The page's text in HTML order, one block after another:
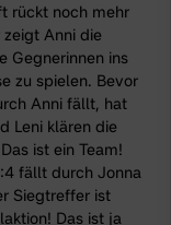
rückt noch mehr
Anni die
Gegnerinnen ins
zu spielen. Bevor
Anni fällt, hat
Leni klären die
ist ein Team!
fällt durch Jonna
Siegtreffer ist
Das ist ja